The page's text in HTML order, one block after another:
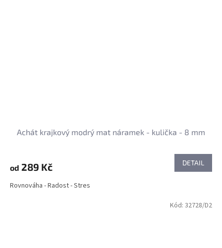
Achát krajkový modrý mat náramek - kulička - 8 mm
od 289 Kč DETAIL
Rovnováha - Radost - Stres
Kód: 32728/D2